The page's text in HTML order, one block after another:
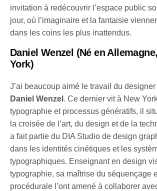
invitation à redécouvrir l’espace public
jour, où l’imaginaire et la fantaisie
dans les coins les plus inattendus.
Daniel Wenzel (Né en
York)
J’ai beaucoup aimé le travail du
Daniel Wenzel . Ce dernier vit à New
typographie et processus génératifs, il
la croisée de l’art, du design et de la
a fait partie du DIA Studio de design
dans les identités cinétiques et les
typographiques. Enseignant en design
typographie, sa maîtrise du séquençage
procédurale l’ont amené à collaborer